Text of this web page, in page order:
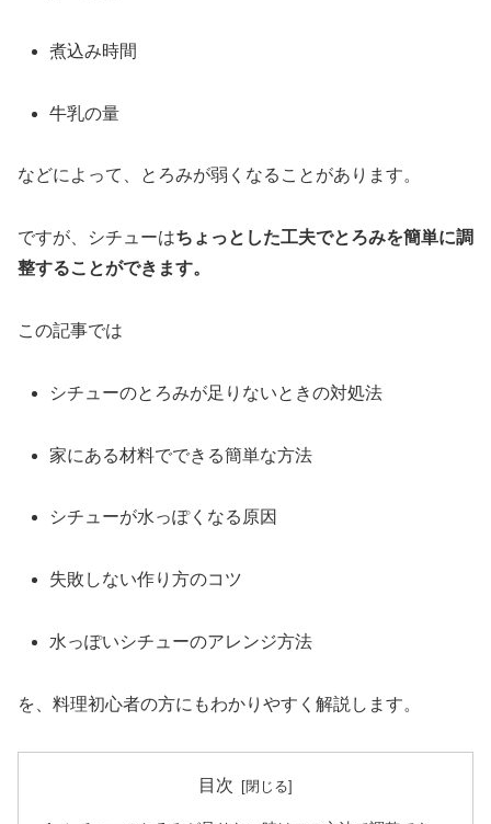
煮込み時間
牛乳の量
などによって、 とろみが弱 く なる こと があり ます。
ですが、 シチューはちょっとした工夫でとろみを簡単に調
整することができ ます。
この記事では
シチューのとろみが足 り ないときの対処法
家にある材料でできる簡単な方法
シチューが水っぽく なる原因
失敗 しない作り方のコツ
水っぽいシチューのアレンジ方法
を、 料理初心者の方に もわかりやすく 解説 し ます。
目次